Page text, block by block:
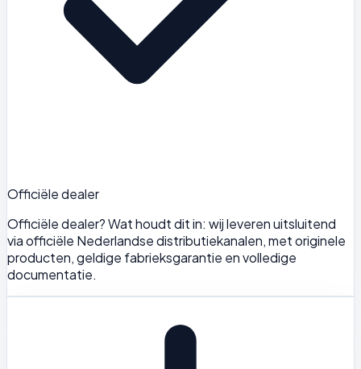
Officiële dealer
Officiële dealer? Wat houdt dit in: wij leveren uitsluitend
via officiële Nederlandse distributiekanalen, met originele
producten, geldige fabrieksgarantie en volledige
documentatie.